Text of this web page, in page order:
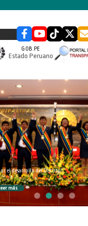
GOB.PE
Estado Peruano
slider
el desarrollo del Distrito
más